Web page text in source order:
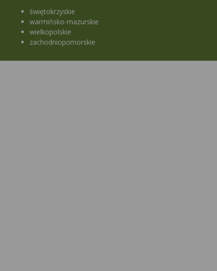
świętokrzyskie
warmińsko-mazurskie
wielkopolskie
zachodniopomorskie